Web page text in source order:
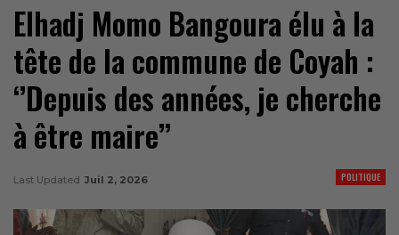
Elhadj Momo Bangoura élu à la
tête de la commune de Coyah :
‘’Depuis des années, je cherche
à être maire’’
POLITIQUE
Last Updated Juil 2, 2026